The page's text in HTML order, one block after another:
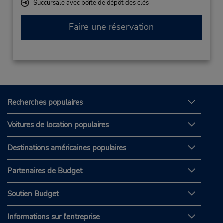
Succursale avec boîte de dépôt des clés
Faire une réservation
Recherches populaires
Voitures de location populaires
Destinations américaines populaires
Partenaires de Budget
Soutien Budget
Informations sur l'entreprise